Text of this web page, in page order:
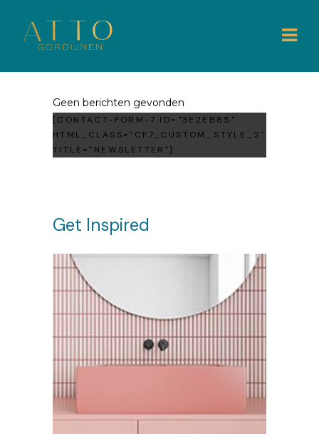
Geen berichten gevonden
[CONTACT-FORM-7 ID="3E2EB85"
HTML_CLASS="CF7_CUSTOM_STYLE_2"
TITLE="NEWSLETTER"]
Get Inspired